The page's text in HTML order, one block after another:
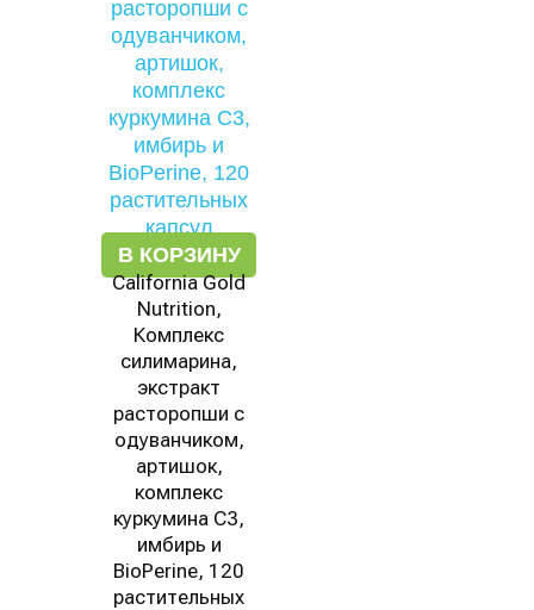
В КОРЗИНУ
California Gold
Nutrition,
Комплекс
силимарина,
экстракт
расторопши с
одуванчиком,
артишок,
комплекс
куркумина C3,
имбирь и
BioPerine, 120
растительных